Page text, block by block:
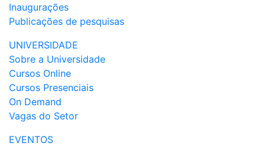
Inaugurações
Publicações de pesquisas
UNIVERSIDADE
Sobre a Universidade
Cursos Online
Cursos Presenciais
On Demand
Vagas do Setor
EVENTOS